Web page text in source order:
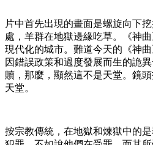
片中首先出現的畫面是螺旋向下
處，羊群在地獄邊緣吃草。《神
現代化的城市。難道今天的《神
因錯誤政策和過度發展而生的詭
贖，那麼，顯然這不是天堂。鏡
天堂。
按宗教傳統，在地獄和煉獄中的